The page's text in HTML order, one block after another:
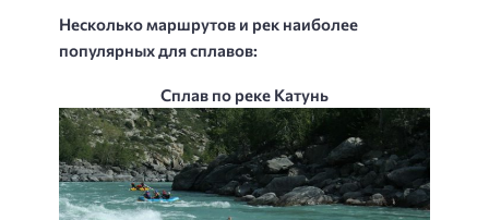
Несколько маршрутов и рек наиболее
популярных для сплавов:
Сплав по реке Катунь